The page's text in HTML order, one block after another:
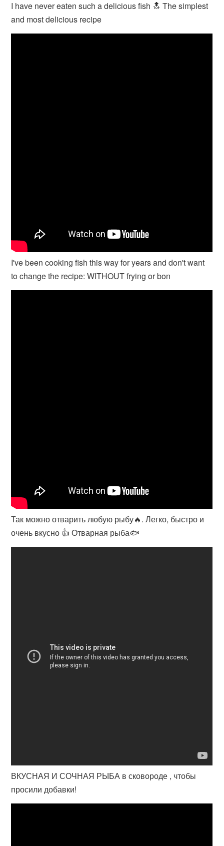
I have never eaten such a delicious fish 🔝 The simplest
and most delicious recipe
I've been cooking fish this way for years and don't want
to change the recipe: WITHOUT frying or bon
Так можно отварить любую рыбу🔥. Легко, быстро и
очень вкусно 👍 Отварная рыба🐟
ВКУСНАЯ И СОЧНАЯ РЫБА в сковороде , чтобы
просили добавки!